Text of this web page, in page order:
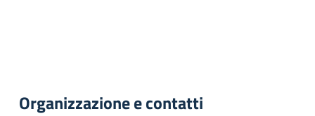
Organizzazione e contatti